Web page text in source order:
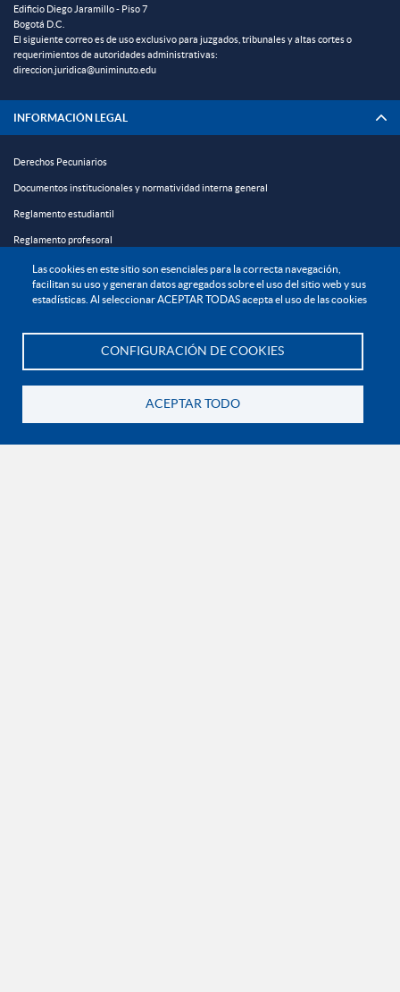
Las cookies en este sitio son esenciales para la correcta navegación,
facilitan su uso y generan datos agregados sobre el uso del sitio web y sus
estadísticas. Al seleccionar ACEPTAR TODAS acepta el uso de las cookies
CONFIGURACIÓN DE COOKIES
ACEPTAR TODO
Edificio Diego Jaramillo - Piso 7
Bogotá D.C.
El siguiente correo es de uso exclusivo para juzgados, tribunales y altas cortes o
requerimientos de autoridades administrativas:
direccion.juridica@uniminuto.edu
INFORMACIÓN LEGAL
Derechos Pecuniarios
Documentos institucionales y normatividad interna general
Reglamento estudiantil
Reglamento profesoral
Política de bienestar universitario
Política de protección de datos personales
EXPLORA